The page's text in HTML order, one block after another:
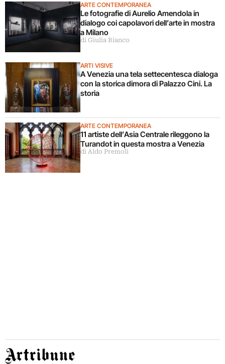
ARTE CONTEMPORANEA
Le fotografie di Aurelio Amendola in
dialogo coi capolavori dell’arte in mostra
a Milano
di Giulia Bianco
ARTI VISIVE
A Venezia una tela settecentesca dialoga
con la storica dimora di Palazzo Cini. La
storia
ARTE CONTEMPORANEA
11 artiste dell’Asia Centrale rileggono la
Turandot in questa mostra a Venezia
di Aldo Premoli
Artribune